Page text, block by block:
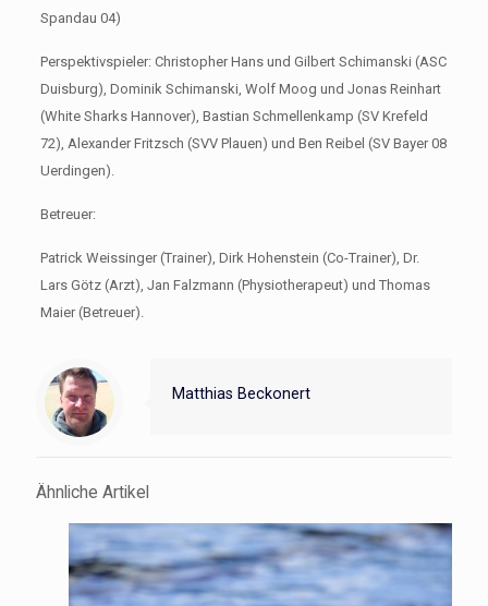
Spandau 04)
Perspektivspieler: Christopher Hans und Gilbert Schimanski (ASC
Duisburg), Dominik Schimanski, Wolf Moog und Jonas Reinhart
(White Sharks Hannover), Bastian Schmellenkamp (SV Krefeld
72), Alexander Fritzsch (SVV Plauen) und Ben Reibel (SV Bayer 08
Uerdingen).
Betreuer:
Patrick Weissinger (Trainer), Dirk Hohenstein (Co-Trainer), Dr.
Lars Götz (Arzt), Jan Falzmann (Physiotherapeut) und Thomas
Maier (Betreuer).
Matthias Beckonert
Ähnliche Artikel